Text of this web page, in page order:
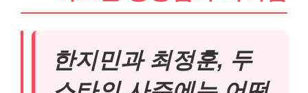
한지민과 최정훈, 두